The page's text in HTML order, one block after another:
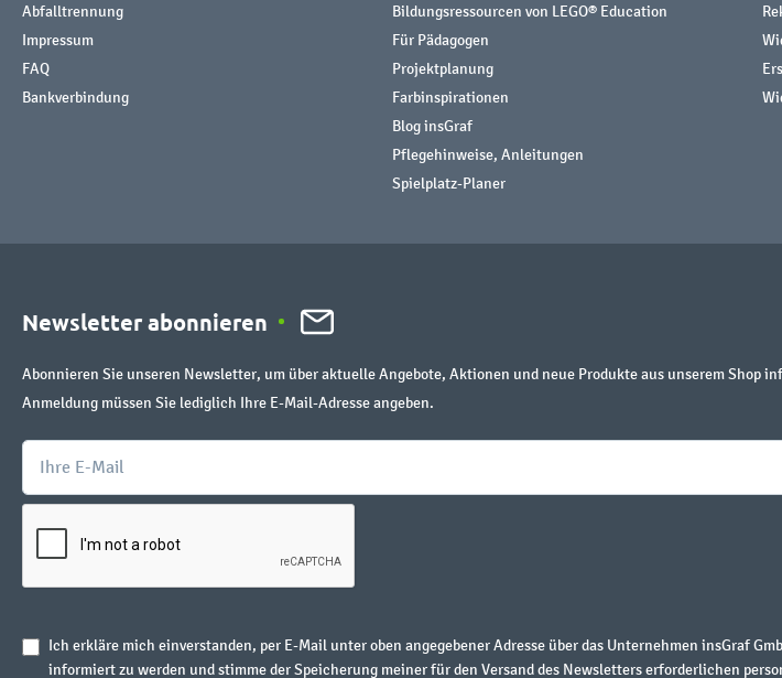
Abfalltrennung
Impressum
FAQ
Bankverbindung
Bildungsressourcen von LEGO® Education
Für Pädagogen
Projektplanung
Farbinspirationen
Blog insGraf
Pflegehinweise, Anleitungen
Spielplatz-Planer
Newsletter abonnieren
Abonnieren Sie unseren Newsletter, um über aktuelle Angebote, Aktionen und neue Produkte aus unserem Shop
Anmeldung müssen Sie lediglich Ihre E-Mail-Adresse angeben.
Ich erkläre mich einverstanden, per E-Mail unter oben angegebener Adresse über das Unternehmen insGraf
informiert zu werden und stimme der Speicherung meiner für den Versand des Newsletters erforderlichen